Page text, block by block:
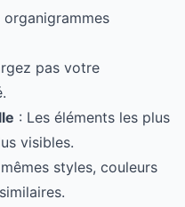
pas votre
: Les éléments les plus
visibles.
styles, couleurs